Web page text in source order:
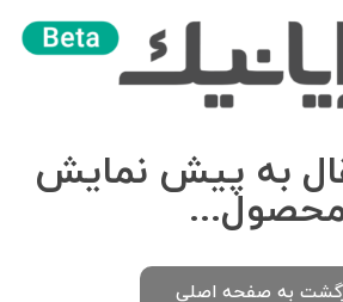
به پیش نمایش
به صفحه اصلی